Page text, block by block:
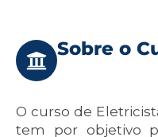
Sobre o
O curso de
tem por objetivo